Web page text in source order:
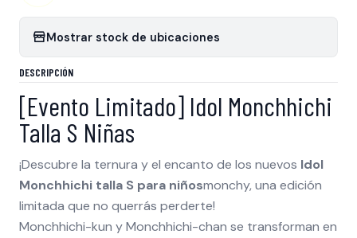
Mostrar stock de ubicaciones
DESCRIPCIÓN
[Evento Limitado] Idol Monchhichi
Talla S Niñas
¡Descubre la ternura y el encanto de los nuevos Idol
Monchhichi talla S para niñosmonchy, una edición
limitada que no querrás perderte!
Monchhichi-kun y Monchhichi-chan se transforman en